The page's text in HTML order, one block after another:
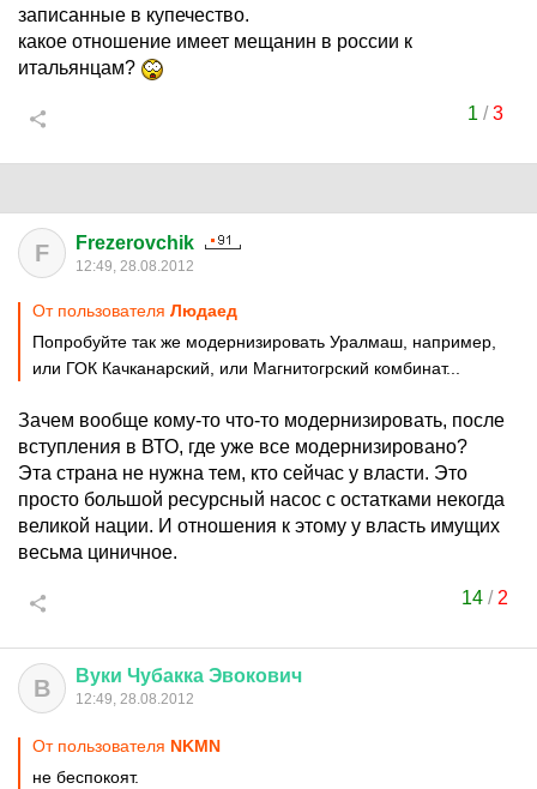
записанные в купечество.
какое отношение имеет мещанин в россии к
итальянцам?
1 /3
F Frezerovchik
12:49, 28.08.2012
От пользователя Людаед
Попробуйте так же модернизировать Уралмаш, например,
или ГОК Качканарский, или Магнитогрский комбинат...
Зачем вообще кому-то что-то модернизировать, после
вступления в ВТО, где уже все модернизировано?
Эта страна не нужна тем, кто сейчас у власти. Это
просто большой ресурсный насос с остатками некогда
великой нации. И отношения к этому у власть имущих
весьма циничное.
14 / 2
В Вуки Чубакка Эвокович
12:49, 28.08.2012
От пользователя NKMN
не беспокоят.